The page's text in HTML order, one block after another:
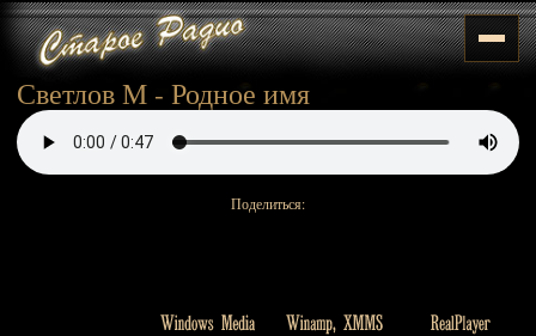
Светлов М - Родное имя
Поделиться: